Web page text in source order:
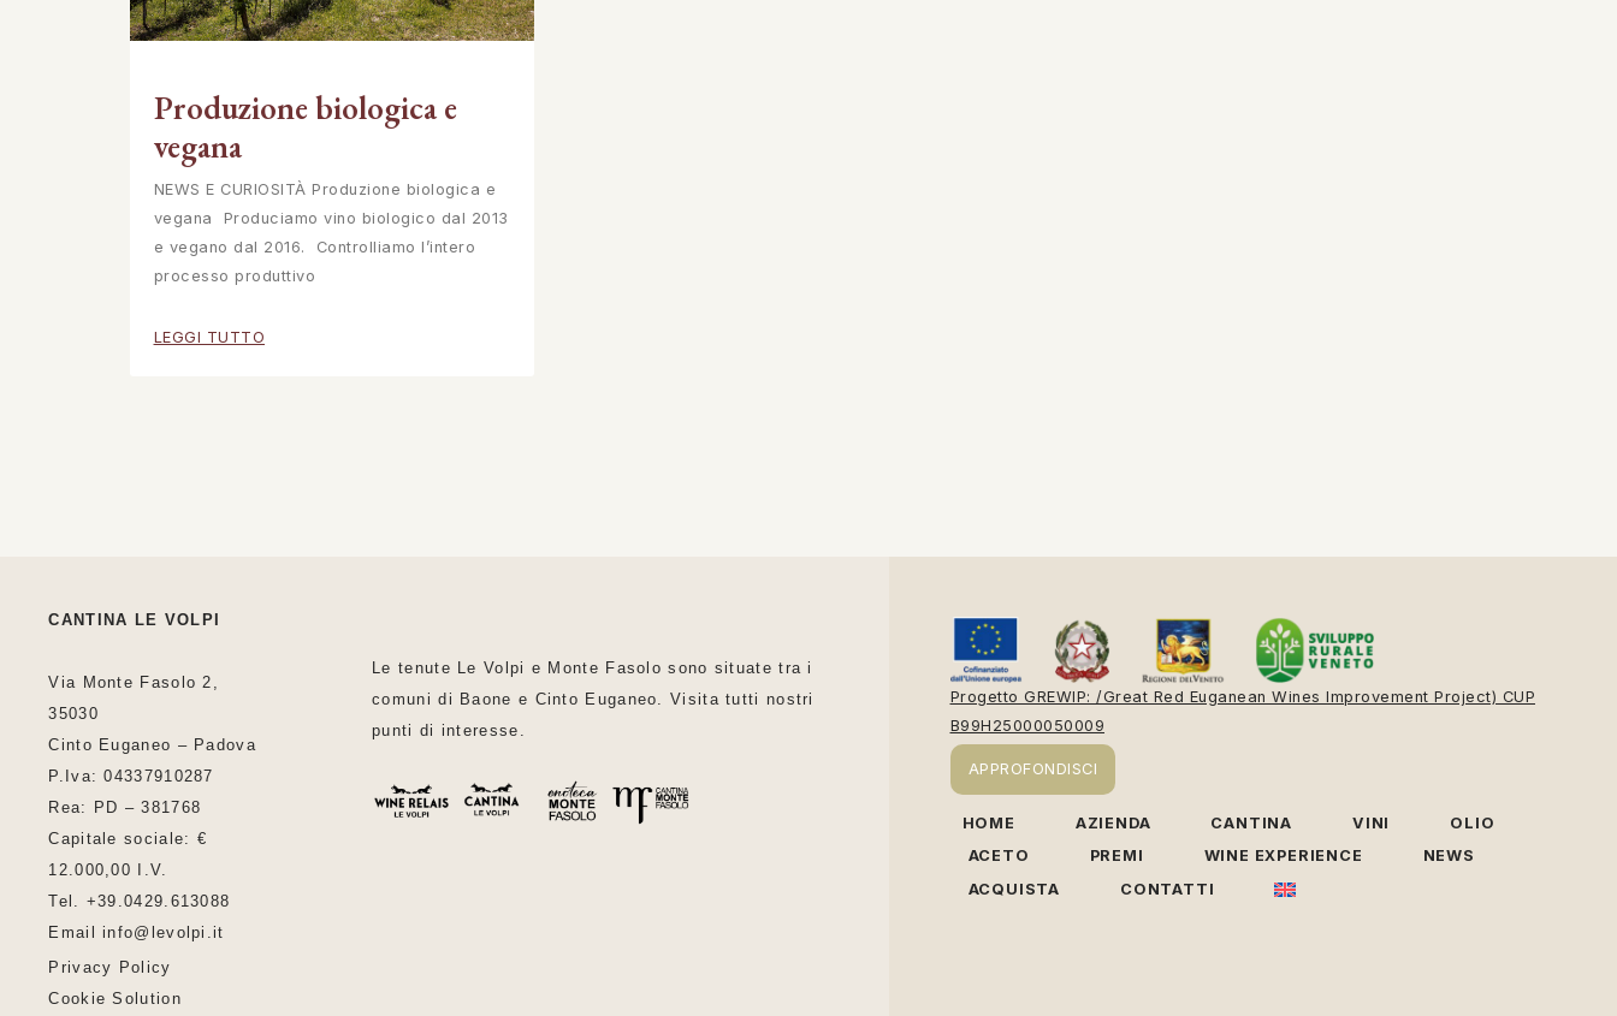
Produzione biologica e
vegana
NEWS E CURIOSITÀ Produzione biologica e
vegana Produciamo vino biologico dal 2013
e vegano dal 2016. Controlliamo l’intero
processo produttivo
LEGGI TUTTO
CANTINA LE VOLPI
Via Monte Fasolo 2,
35030
Cinto Euganeo – Padova
P.Iva: 04337910287
Rea: PD – 381768
Capitale sociale: €
12.000,00 I.V.
Tel. +39.0429.613088
Email info@levolpi.it
Privacy Policy
Cookie Solution
Le tenute Le Volpi e Monte Fasolo sono situate tra i
comuni di Baone e Cinto Euganeo. Visita tutti nostri
punti di interesse.
Progetto GREWIP: /Great Red Euganean Wines Improvement Project) CUP
B99H25000050009
APPROFONDISCI
HOME AZIENDA CANTINA VINI
OLIO
ACETO
PREMI WINE EXPERIENCE
NEWS
ACQUISTA
CONTATTI